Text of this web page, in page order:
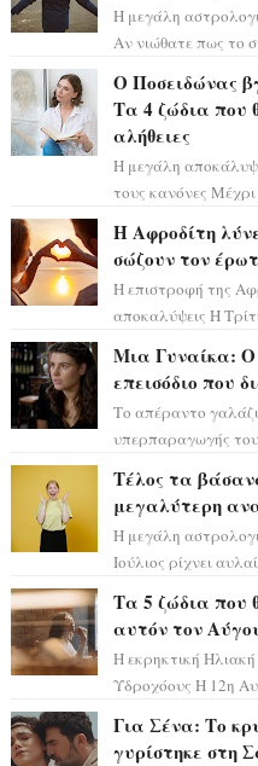
Η μεγάλη
Αν νιώθατε πως το
Ο Ποσειδώνας
Τα 4 ζώδια που
αλήθειες
Η μεγάλη
τους κανόνες
Η Αφροδίτη
σώζουν τον
Η επιστροφή της
αποκαλύψεις Η
Μια Γυναίκα: Ο
επεισόδιο που
Το απέραντο
υπερπαραγωγής του
Τέλος τα
μεγαλύτερη
Η μεγάλη
Ιούλιος ρίχνει
Τα 5 ζώδια που
αυτόν τον
Η εκρηκτική
Υδροχόους Η 12η
Για Σένα: Το
γυρίστηκε στη